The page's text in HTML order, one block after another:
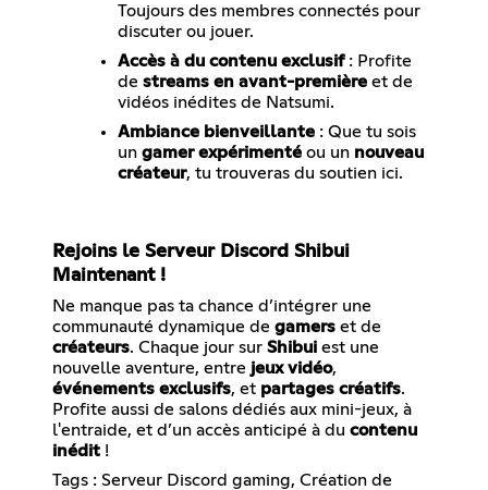
Toujours des membres connectés pour
discuter ou jouer.
Accès à du contenu exclusif: Profite
de streams en avant-première et de
vidéos inédites de Natsumi.
Ambiance bienveillante : Que tu sois
un gamer expérimenté ou un nouveau
créateur, tu trouveras du soutien ici.
Rejoins le Serveur Discord Shibui
Maintenant !
Ne manque pas ta chance d’intégrer une
communauté dynamique de gamers et de
créateurs. Chaque jour sur Shibui est une
nouvelle aventure, entre jeux vidéo,
événements exclusifs, et partages créatifs.
Profite aussi de salons dédiés aux mini-jeux, à
l'entraide, et d’un accès anticipé à du contenu
inédit !
Tags : Serveur Discord gaming, Création de